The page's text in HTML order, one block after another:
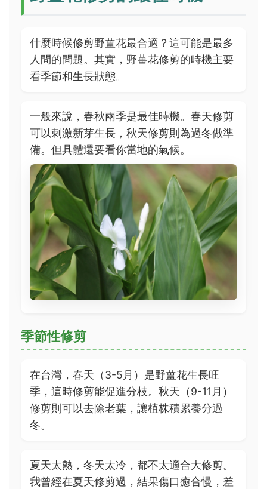
什麼時候修剪野薑花最合適？這可能是最多
人問的問題。其實，野薑花修剪的時機主要
看季節和生長狀態。
一般來說，春秋兩季是最佳時機。春天修剪
可以刺激新芽生長，秋天修剪則為過冬做準
備。但具體還要看你當地的氣候。
季節性修剪
在台灣，春天（3-5月）是野薑花生長旺
季，這時修剪能促進分枝。秋天（9-11月）
修剪則可以去除老葉，讓植株積累養分過
冬。
夏天太熱，冬天太冷，都不太適合大修剪。
我曾經在夏天修剪過，結果傷口癒合慢，差